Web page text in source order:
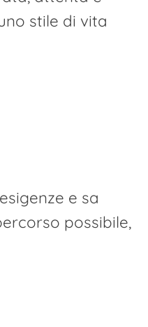
stile di vita
e sa
possibile,